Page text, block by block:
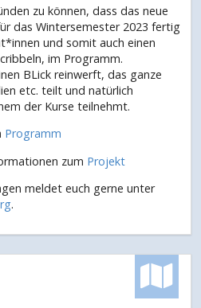
zu können, dass das neue
das Wintersemester 2023 fertig
und somit auch einen
im Programm.
BLick reinwerft, das ganze
etc. teilt und natürlich
der Kurse teilnehmt.
Programm
zum Projekt
meldet euch gerne unter
.